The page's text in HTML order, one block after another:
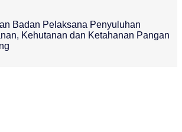
Badan Pelaksana Penyuluhan
Kehutanan dan Ketahanan Pangan